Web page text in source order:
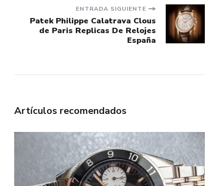
entradasENTRADA SIGUIENTE
Patek Philippe Calatrava Clous
de Paris Replicas De Relojes
España
Artículos recomendados